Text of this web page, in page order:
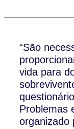
“São
vida para
Problemas
organizado